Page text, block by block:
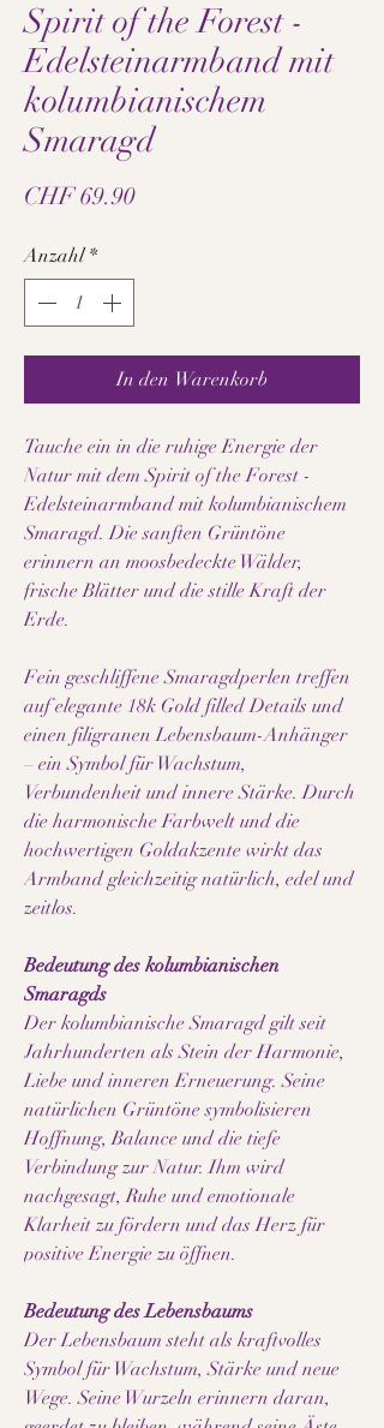
Spirit of the Forest -
Edelsteinarmband mit
kolumbianischem
Smaragd
CHF 69.90Preis
Anzahl *
In den Warenkorb
Tauche ein in die ruhige Energie der
Natur mit dem Spirit of the Forest -
Edelsteinarmband mit kolumbianischem
Smaragd. Die sanften Grüntöne
erinnern an moosbedeckte Wälder,
frische Blätter und die stille Kraft der
Erde.
Fein geschliffene Smaragdperlen treffen
auf elegante 18k Gold filled Details und
einen filigranen Lebensbaum-Anhänger
– ein Symbol für Wachstum,
Verbundenheit und innere Stärke. Durch
die harmonische Farbwelt und die
hochwertigen Goldakzente wirkt das
Armband gleichzeitig natürlich, edel und
zeitlos.
Bedeutung des kolumbianischen
Smaragds
Der kolumbianische Smaragd gilt seit
Jahrhunderten als Stein der Harmonie,
Liebe und inneren Erneuerung. Seine
natürlichen Grüntöne symbolisieren
Hoffnung, Balance und die tiefe
Verbindung zur Natur. Ihm wird
nachgesagt, Ruhe und emotionale
Klarheit zu fördern und das Herz für
positive Energie zu öffnen.
Bedeutung des Lebensbaums
Der Lebensbaum steht als kraftvolles
Symbol für Wachstum, Stärke und neue
Wege. Seine Wurzeln erinnern daran,